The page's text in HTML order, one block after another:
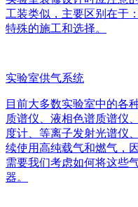
工装类似，主要区别在于
特殊的施工和选择。
实验室供气系统
目前大多数实验室中的各
质谱仪、液相色谱质谱仪
度计、等离子发射光谱仪
续使用高纯载气和燃气，
需要我们考虑如何将这些
器。